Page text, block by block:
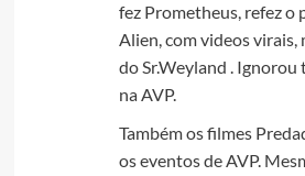
fez Prometheus, refez o
Alien, com videos
do Sr.Weyland .
na AVP.
Também os filmes
os eventos de AVP.